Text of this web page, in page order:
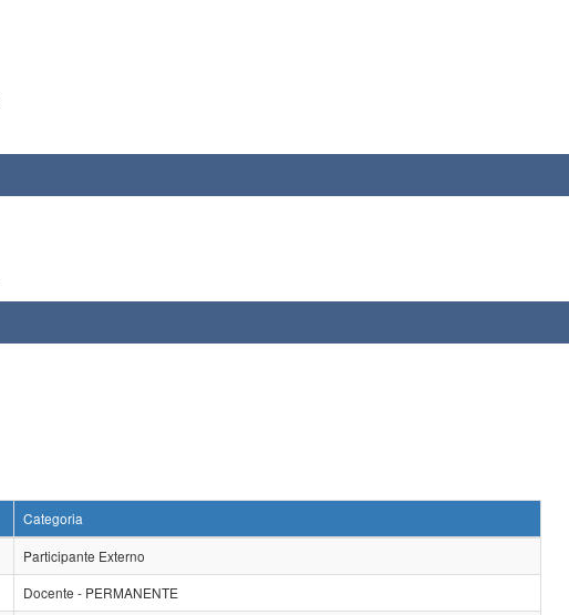
Categoria
Participante Externo
Docente - PERMANENTE